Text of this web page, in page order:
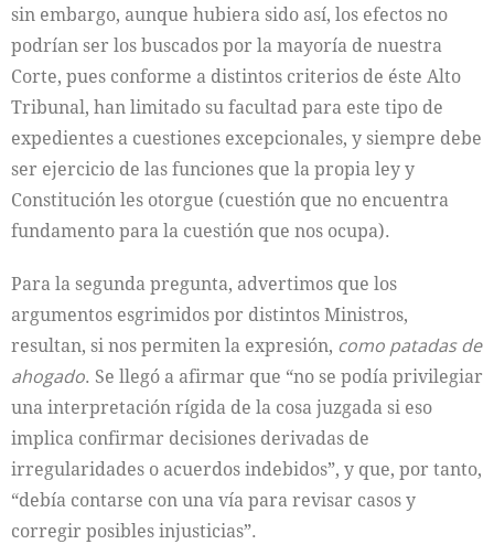
sin embargo, aunque hubiera sido así, los efectos no
podrían ser los buscados por la mayoría de nuestra
Corte, pues conforme a distintos criterios de éste Alto
Tribunal, han limitado su facultad para este tipo de
expedientes a cuestiones excepcionales, y siempre debe
ser ejercicio de las funciones que la propia ley y
Constitución les otorgue (cuestión que no encuentra
fundamento para la cuestión que nos ocupa).
Para la segunda pregunta, advertimos que los
argumentos esgrimidos por distintos Ministros,
resultan, si nos permiten la expresión, como patadas de
ahogado. Se llegó a afirmar que “no se podía privilegiar
una interpretación rígida de la cosa juzgada si eso
implica confirmar decisiones derivadas de
irregularidades o acuerdos indebidos”, y que, por tanto,
“debía contarse con una vía para revisar casos y
corregir posibles injusticias”.